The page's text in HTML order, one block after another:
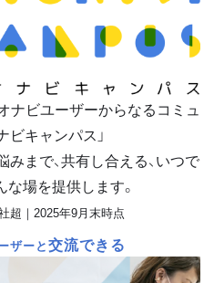
ナビユーザーからなるコミュ
ビキャンパス」
まで、共有し合える、いつで
な場を提供します。
超｜2025年9月末時点
ザーと交流できる